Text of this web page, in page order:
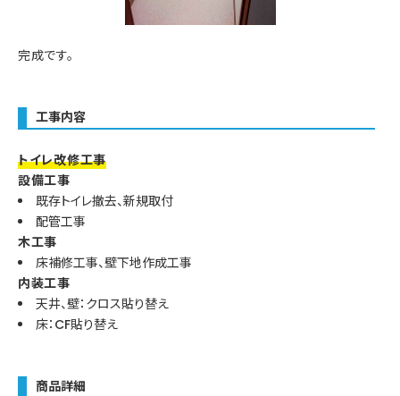
完成です。
工事内容
トイレ改修工事
設備工事
既存トイレ撤去、新規取付
配管工事
木工事
床補修工事、壁下地作成工事
内装工事
天井、壁：クロス貼り替え
床：CF貼り替え
商品詳細